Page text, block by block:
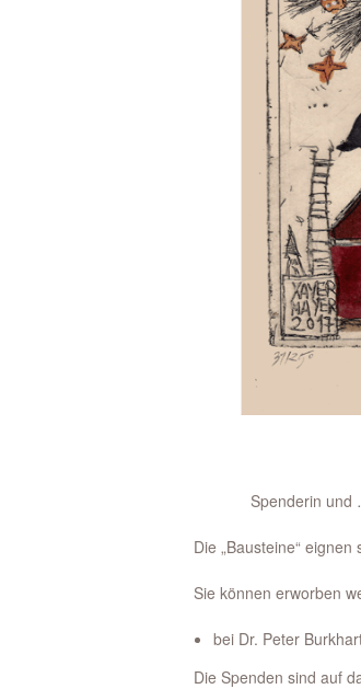
Die „Bausteine“
Sie können erworben
bei Dr. Peter
Die Spenden sind auf